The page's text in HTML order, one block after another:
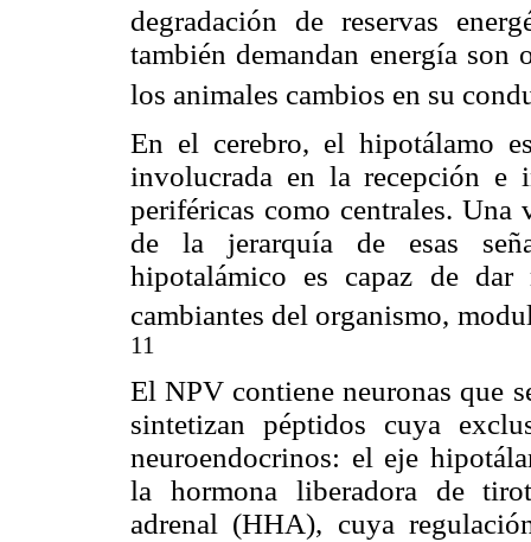
degradación de reservas
también demandan energía son
los animales cambios en su
En el cerebro, el hipotálamo
involucrada en la recepción e
periféricas como centrales.
de la jerarquía de esas
hipotalámico es capaz de dar
cambiantes del organismo,
11
El NPV contiene neuronas que
sintetizan péptidos cuya
neuroendocrinos: el eje
la hormona liberadora de
adrenal (HHA), cuya